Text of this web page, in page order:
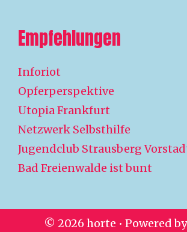
Empfehlungen
Inforiot
Opferperspektive
Utopia Frankfurt
Netzwerk Selbsthilfe
Jugendclub Strausberg
Bad Freienwalde ist bunt
© 2026 horte • Powered by